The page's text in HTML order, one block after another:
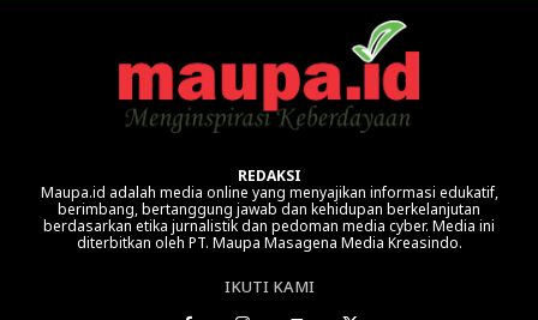
REDAKSI
Maupa.id adalah media online yang menyajikan informasi edukatif,
berimbang, bertanggung jawab dan kehidupan berkelanjutan
berdasarkan etika jurnalistik dan pedoman media cyber. Media ini
diterbitkan oleh PT. Maupa Masagena Media Kreasindo.
IKUTI KAMI